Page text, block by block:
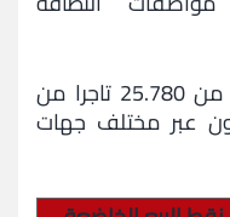
وهكذا، فقد استفاد أزيد من 25.780 تاجرا من
عبر مختلف جهات